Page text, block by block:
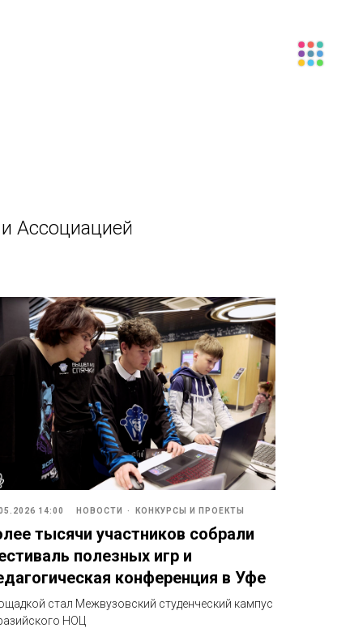
Ассоциацией
14:00 НОВОСТИ КОНКУРСЫ И ПРОЕКТЫ
тысячи участников собрали
полезных игр и
конференция в Уфе
стал Межвузовский студенческий кампус
НОЦ